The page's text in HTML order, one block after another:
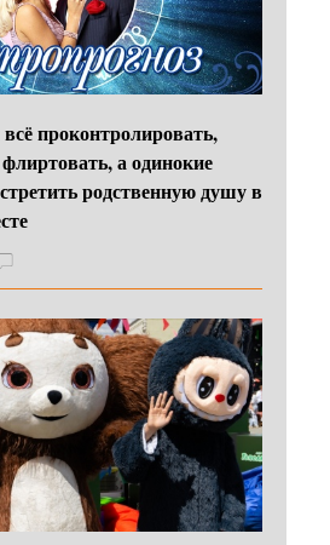
проконтролировать,
а одинокие
родственную душу в